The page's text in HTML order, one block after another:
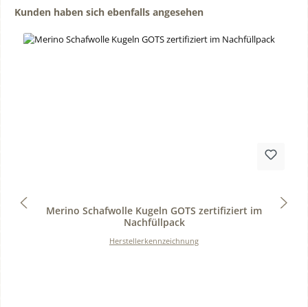
Produktgalerie überspringen
Kunden haben sich ebenfalls angesehen
Durchschnittliche Bewertung von 0 von 5 Sternen
Merino Schafwolle Kugeln GOTS zertifiziert im
Nachfüllpack
Herstellerkennzeichnung